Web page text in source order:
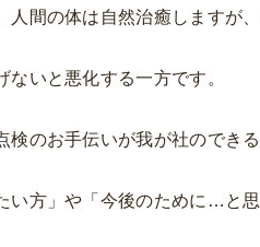
人間の体は自然治癒しますが
ないと悪化する一方です。
検のお手伝いが我が社のできる
い方」や「今後のために…と